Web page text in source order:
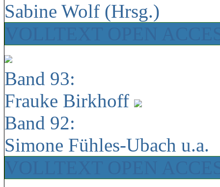
Sabine Wolf (Hrsg.)
Band 93:
Frauke Birkhoff
Band 92:
Simone Fühles-Ubach u.a.